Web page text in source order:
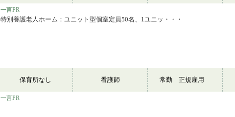
一言PR
特別養護老人ホーム：ユニット型個室定員50名、1ユニッ・・・
保育所なし 看護師 常勤 正規雇用
一言PR